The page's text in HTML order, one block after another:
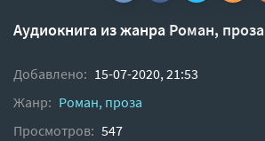
Аудиокнига из жанра Роман, проза
Добавлено: 15-07-2020, 21:53
Жанр: Роман, проза
Просмотров: 547